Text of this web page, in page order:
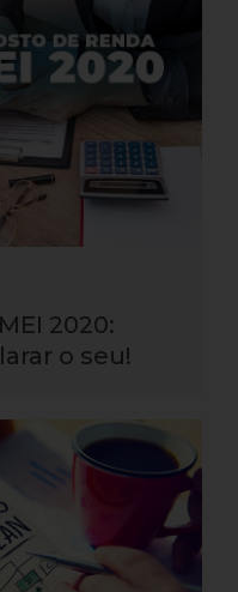
2020:
o seu!